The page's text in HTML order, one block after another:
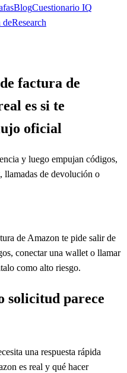
BlogCuestionario IQ
deResearch
factura de
es si te
oficial
y luego empujan códigos,
llamadas de devolución o
de Amazon te pide salir de
conectar una wallet o llamar
como alto riesgo.
solicitud parece
una respuesta rápida
es real y qué hacer